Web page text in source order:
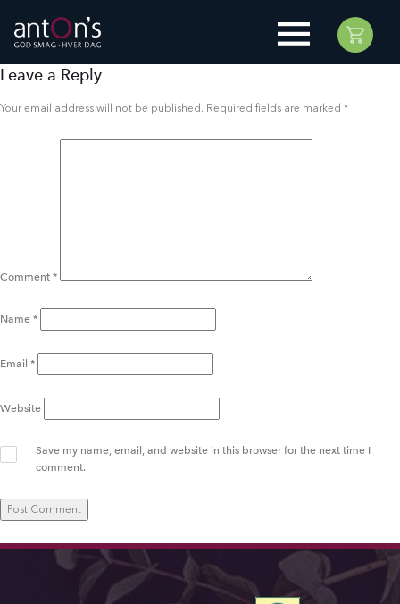
Leave a Reply
Your email address will not be published. Required fields are marked *
Comment *
Name *
Email *
Website
Save my name, email, and website in this browser for the next time I
comment.